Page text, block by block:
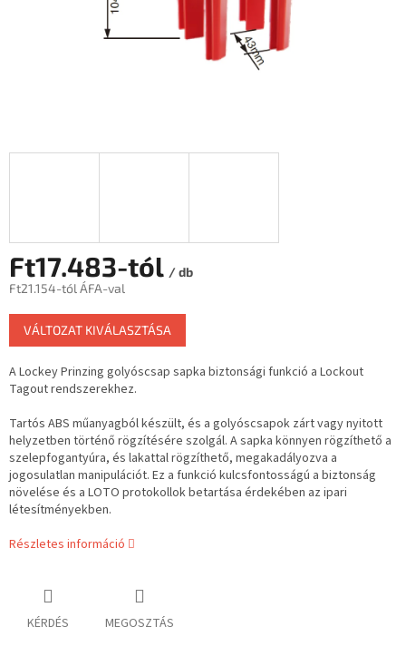
Ft17.483-tól / db
Ft21.154-tól ÁFA-val
Egységár:
VÁLTOZAT KIVÁLASZTÁSA
A Lockey Prinzing golyóscsap sapka biztonsági funkció a Lockout
Tagout rendszerekhez.
Tartós ABS műanyagból készült, és a golyóscsapok zárt vagy nyitott
helyzetben történő rögzítésére szolgál. A sapka könnyen rögzíthető a
szelepfogantyúra, és lakattal rögzíthető, megakadályozva a
jogosulatlan manipulációt. Ez a funkció kulcsfontosságú a biztonság
növelése és a LOTO protokollok betartása érdekében az ipari
létesítményekben.
Részletes információ
KÉRDÉS MEGOSZTÁS